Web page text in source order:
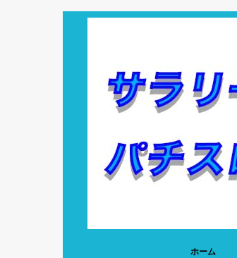
ホーム